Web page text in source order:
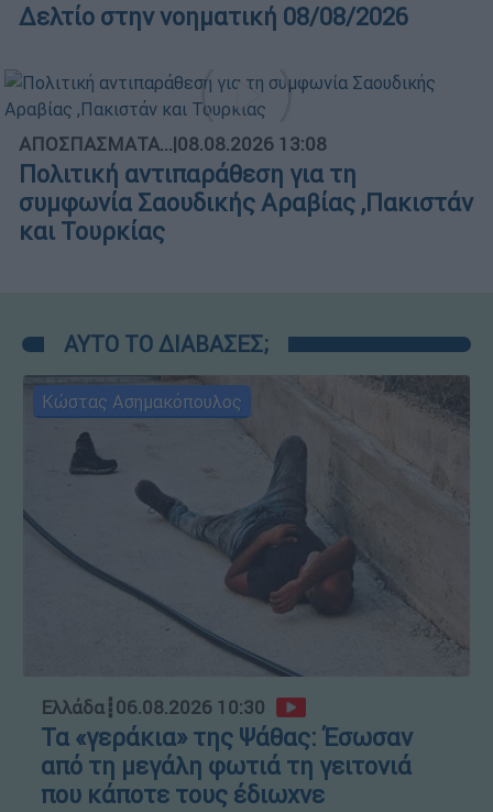
Δελτίο στην νοηματική 08/08/2026
ΑΠΟΣΠΑΣΜΑΤΑ...|08.08.2026 13:08
Πολιτική αντιπαράθεση για τη
συμφωνία Σαουδικής Αραβίας ,Πακιστάν
και Τουρκίας
ΑΥΤΟ ΤΟ ΔΙΑΒΑΣΕΣ;
Κώστας Ασημακόπουλος
Ελλάδα┋06.08.2026 10:30
Τα «γεράκια» της Ψάθας: Έσωσαν
από τη μεγάλη φωτιά τη γειτονιά
που κάποτε τους έδιωχνε